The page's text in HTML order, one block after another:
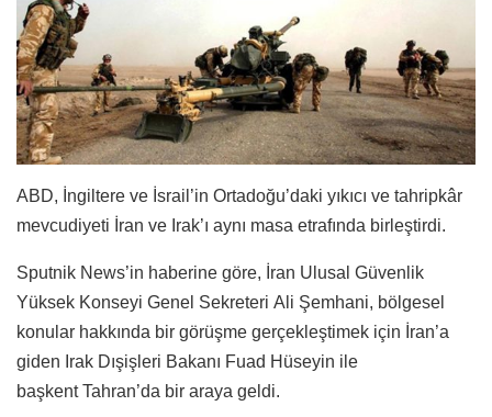
ABD, İngiltere ve İsrail’in Ortadoğu’daki yıkıcı ve tahripkâr
mevcudiyeti İran ve Irak’ı aynı masa etrafında birleştirdi.
Sputnik News’in haberine göre, İran Ulusal Güvenlik
Yüksek Konseyi Genel Sekreteri Ali Şemhani, bölgesel
konular hakkında bir görüşme gerçekleştimek için İran’a
giden Irak Dışişleri Bakanı Fuad Hüseyin ile
başkent Tahran’da bir araya geldi.